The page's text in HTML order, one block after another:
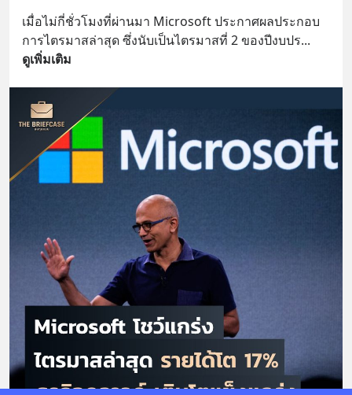
เมื่อไม่กี่ชั่วโมงที่ผ่านมา Microsoft ประกาศผลประกอบ
การไตรมาสล่าสุด ซึ่งนับเป็นไตรมาสที่ 2 ของปีงบปร...
ดูเพิ่มเติม